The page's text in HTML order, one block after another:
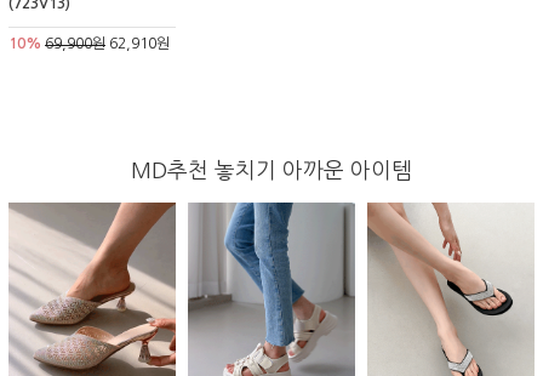
(723V13)
10% 69,900원 62,910원
MD추천 놓치기 아까운 아이템